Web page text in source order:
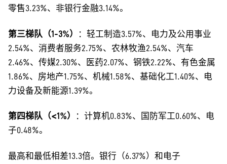
零售3.23%、非银行金融3.14%。
第三梯队（1-3%）
：轻工制造3.57%、电力及公用事业
2.54%、消费者服务2.75%、农林牧渔2.54%、汽车
2.46%、传媒2.30%、医药2.07%、钢铁2.22%、有色金属
1.86%、房地产1.75%、机械1.58%、基础化工1.40%、电
力设备及新能源1.39%。
第四梯队（<1%）
：计算机0.83%、国防军工0.60%、电
子0.48%。
最高和最低相差13.3倍。银行（6.37%）和电子